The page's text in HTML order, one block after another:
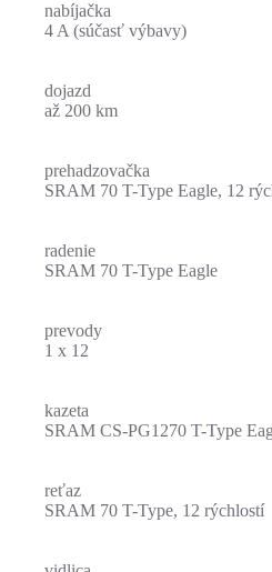
nabíjačka
4 A (súčasť výbavy)
dojazd
až 200 km
prehadzovačka
SRAM 70 T-Type Eagle, 12
radenie
SRAM 70 T-Type Eagle
prevody
1 x 12
kazeta
SRAM CS-PG1270 T-Type
reťaz
SRAM 70 T-Type, 12 rýchlostí